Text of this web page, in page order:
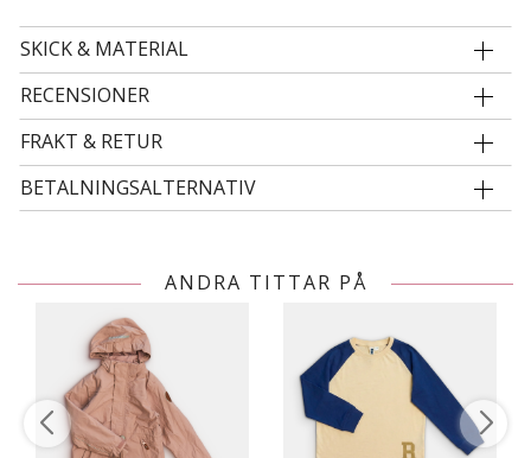
SKICK & MATERIAL
RECENSIONER
FRAKT & RETUR
BETALNINGSALTERNATIV
ANDRA TITTAR PÅ